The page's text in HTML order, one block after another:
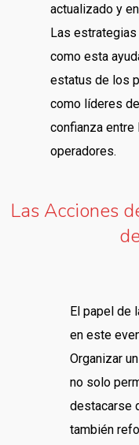
actualizado y
Las
como esta
estatus de los
como líderes
confianza entre
operadores.
Las Acciones
El papel de
en este
Organizar
no solo
destacarse
también